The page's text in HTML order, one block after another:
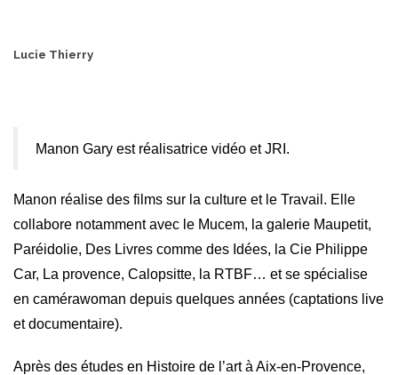
Lucie Thierry
Manon Gary est réalisatrice vidéo et JRI.
Manon réalise des films sur la culture et le Travail. Elle
collabore notamment avec le Mucem, la galerie Maupetit,
Paréidolie, Des Livres comme des Idées, la Cie Philippe
Car, La provence, Calopsitte, la RTBF… et se spécialise
en camérawoman depuis quelques années (captations live
et documentaire).
Après des études en Histoire de l’art à Aix-en-Provence,